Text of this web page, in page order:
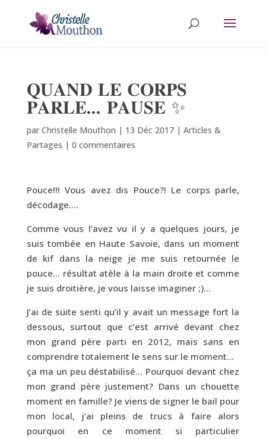
𝐐𝐔𝐀𝐍𝐃 𝐋𝐄 𝐂𝐎𝐑𝐏𝐒
𝐏𝐀𝐑𝐋𝐄… 𝐏𝐀𝐔𝐒𝐄 ✨
par Christelle Mouthon | 13 Déc 2017| Articles &
Partages | 0 commentaires
Pouce!!! Vous avez dis Pouce?! Le corps parle,
décodage….
Comme vous l’avez vu il y a quelques jours, je
suis tombée en Haute Savoie, dans un moment
de kif dans la neige je me suis retournée le
pouce… résultat atèle à la main droite et comme
je suis droitière, je vous laisse imaginer ;)…
J’ai de suite senti qu’il y avait un message fort la
dessous, surtout que c’est arrivé devant chez
mon grand père parti en 2012, mais sans en
comprendre totalement le sens sur le moment…
ça ma un peu déstabilisé… Pourquoi devant chez
mon grand père justement? Dans un chouette
moment en famille? Je viens de signer le bail pour
mon local, j’ai pleins de trucs à faire alors
pourquoi en ce moment si particulier